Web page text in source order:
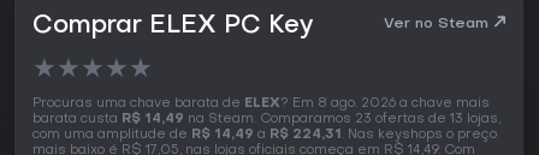
Comprar ELEX PC Key Ver no Steam
★★★★★
Procuras uma chave barata de ELEX? Em 8 ago. 2026 a chave mais
barata custa R$ 14,49 na Steam. Comparamos 23 ofertas de 13 lojas,
com uma amplitude de R$ 14,49 a R$ 224,31. Nas keyshops o preço
mais baixo é R$ 17,05, nas lojas oficiais começa em R$ 14,49. Com